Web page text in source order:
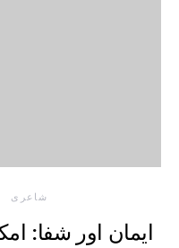
شاعری
ایمان اور شفا: